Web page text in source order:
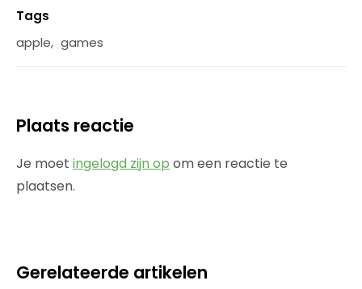
Tags
apple, games
Plaats reactie
Je moet ingelogd zijn op om een reactie te
plaatsen.
Gerelateerde artikelen